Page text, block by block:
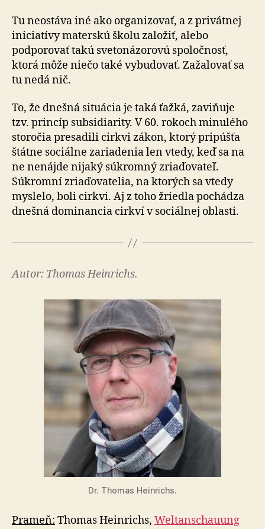
Tu neostáva iné ako organizovať, a z privátnej
iniciatívy materskú školu založiť, alebo
podporovať takú sve­to­ná­zo­ro­vú spoločnosť,
ktorá môže niečo také vybudovať. Za­ža­lo­vať sa
tu nedá nič.
To, že dnešná situácia je taká ťažká, zaviňuje
tzv. princíp subsidiarity. V 60. rokoch minulého
storočia presadili cirkvi zákon, ktorý pripúšťa
štátne sociálne zariadenia len vtedy, keď sa na
ne nenájde nijaký súkromný zriaďovateľ.
Súkromní zriaďovatelia, na ktorých sa vtedy
myslelo, boli cirkvi. Aj z toho žriedla pochádza
dnešná dominancia cirkví v sociálnej oblasti.
Autor: Thomas Heinrichs.
Dr. Thomas Heinrichs.
Prameň: Thomas Heinrichs, Weltanschauung